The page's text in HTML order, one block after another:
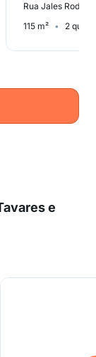
115 m² 2
e